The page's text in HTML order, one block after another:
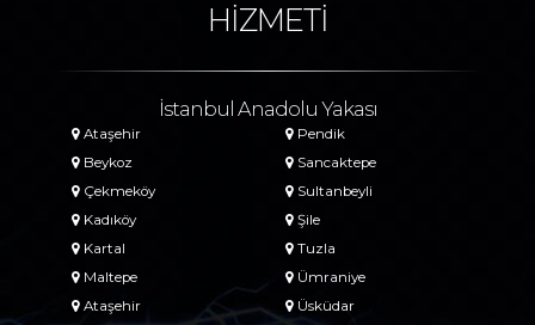
HİZMETİ
İstanbul Anadolu Yakası
Ataşehir
Beykoz
Çekmeköy
Kadıköy
Kartal
Maltepe
Ataşehir
Pendik
Sancaktepe
Sultanbeyli
Şile
Tuzla
Ümraniye
Üsküdar